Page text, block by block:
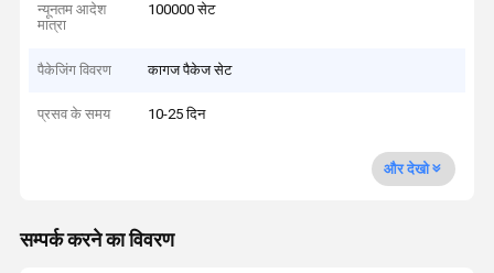
न्यूनतम आदेश
मात्रा
100000 सेट
पैकेजिंग विवरण कागज पैकेज सेट
प्रसव के समय 10-25 दिन
और देखो
सम्पर्क करने का विवरण